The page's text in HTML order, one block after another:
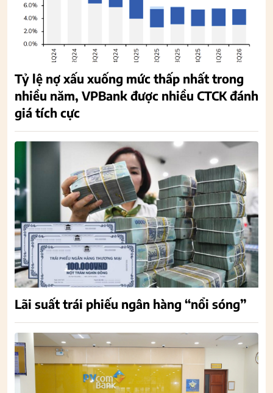
Tỷ lệ nợ xấu xuống mức thấp nhất trong
nhiều năm, VPBank được nhiều CTCK đánh
giá tích cực
Lãi suất trái phiếu ngân hàng “nổi sóng”